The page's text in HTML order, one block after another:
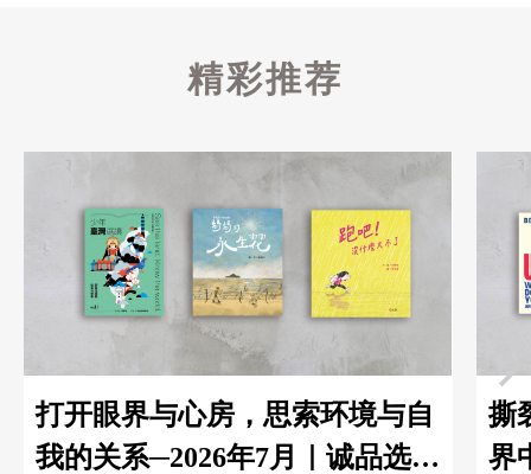
精彩推荐
打开眼界与心房，思索环境与自
我的关系─2026年7月｜诚品选书
撕
界